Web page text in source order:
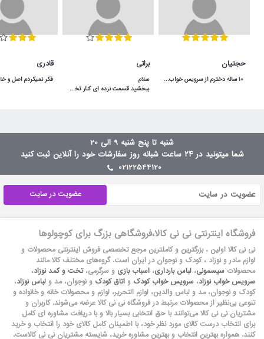
حجتیان
10 ساله دخترم از سرویس خواب آپادانا استفاده میکنه هنوووووز مثل روز اولشه محکم و عااالی
براتی
ببخشید قسمت نرده ای کنار تخت توسط لولا بالا پایین میشه یا ثابته؟سلام بالا پایین میشه
قادری
شنبه تا پنج شنبه 9 الی 20
شما میتونید در ۲۴ ساعت شبانه روز سفارشات خود را آنلاین ثبت کنید
02122544120
عضویت در سایت
فروشگاه اینترنتی نی نی کالا،فروشگاهی بزرگ برای کوچولوها
نی نی کالا اولین ، بزرگترین و کاملترین مرجع تخصصی فروش اینترنتی محصولات و
لوازم مادر و نوزاد ، کودک و نوجوان در ایران است. گروه‏‏‌های مختلف کالا مانند
محصولات سیسمونی، لباس بارداری، اسباب بازی و سرگرمی،تخت و کمد نوزاد،
سرویس خواب نوزاد، سرویس خواب کودک و اتاق کودک و نوجوان، مد و لباس نوزاد،
کودک و نوجوان، مد و لباس والدین، لوازم التحریر، لوازم و محصولات خانه و خانواده و
تنوعی بی‌نظیر از محصولات مرتبط در فروشگاه نی نی کالا عرضه می‏‏‏‌شوند. کاربران و
مشتریان نی نی‌ کالا می‏‏‌توانند با حق انتخابی بسیار بالا و با دریافت مشاوره ای کامل
برای انتخاب درست کالای مورد نظر خود، با اطمینان کامل کالای خود را انتخاب و خرید
کنند. همواره بهترین انتخاب و بهترین مشاوره خرید، شایسته مشتریان نی نی کالاست.